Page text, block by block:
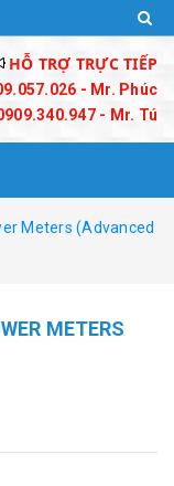
HỖ TRỢ TRỰC TIẾP
- Mr. Phúc
- Mr. Tú
Meters (Advanced
METERS